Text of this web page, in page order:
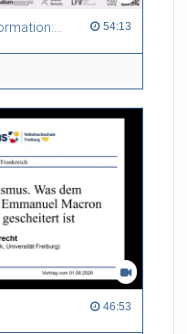
Between tradition and transformation: how owners, advisers and institutions co-create knowledge for resilient forests in Europe 54:13
46:53